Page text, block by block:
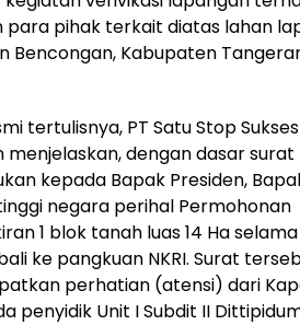
pihak terkait diatas lahan
Bencongan, Kabupaten
tertulisnya, PT Satu Stop
dengan dasar surat
kepada Bapak Presiden,
negara perihal Permohonan
1 blok tanah luas 14 Ha
ke pangkuan NKRI. Surat
perhatian (atensi) dari
penyidik Unit I Subdit II